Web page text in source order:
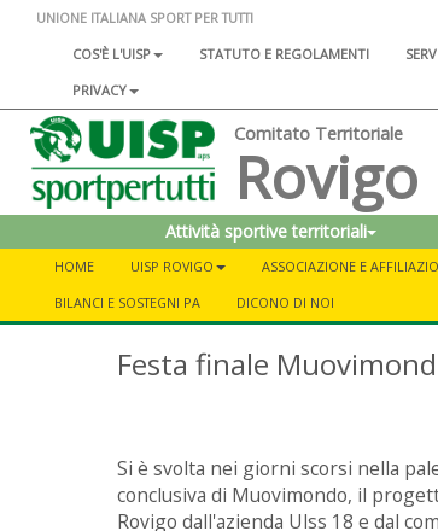
UNIONE ITALIANA SPORT PER TUTTI
COS'È L'UISP
STATUTO E REGOLAMENTI
PRIVACY
Comitato Territoriale
Rovigo
Attività sportive territoriali
HOME UISP ROVIGO ASSOCIAZIONE E
BILANCI E SOSTEGNI PA
DICONO DI NOI
Festa finale
Si è svolta nei giorni scorsi nella
conclusiva di Muovimondo, il
Rovigo dall'azienda Ulss 18 e dal